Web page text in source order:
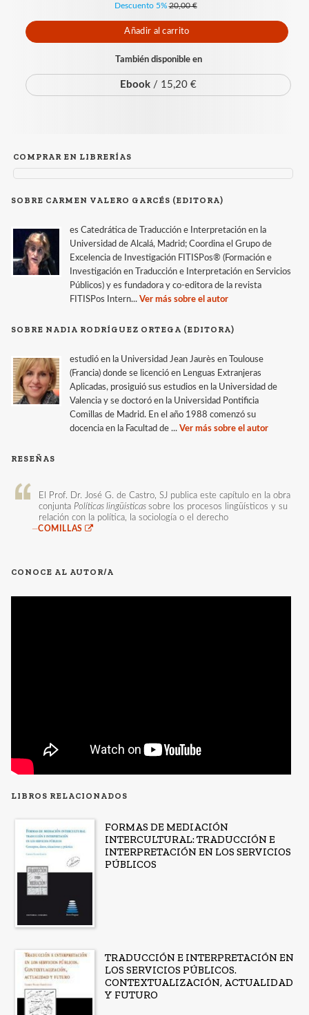
Descuento 5% 20,00 €
Añadir al carrito
También disponible en
Ebook / 15,20 €
COMPRAR EN LIBRERÍAS
SOBRE CARMEN VALERO GARCÉS (EDITORA)
es Catedrática de Traducción e Interpretación en la
Universidad de Alcalá, Madrid; Coordina el Grupo de
Excelencia de Investigación FITISPos® (Formación e
Investigación en Traducción e Interpretación en Servicios
Públicos) y es fundadora y co-editora de la revista
FITISPos Intern... Ver más sobre el autor
SOBRE NADIA RODRÍGUEZ ORTEGA (EDITORA)
estudió en la Universidad Jean Jaurès en Toulouse
(Francia) donde se licenció en Lenguas Extranjeras
Aplicadas, prosiguió sus estudios en la Universidad de
Valencia y se doctoró en la Universidad Pontificia
Comillas de Madrid. En el año 1988 comenzó su
docencia en la Facultad de ... Ver más sobre el autor
RESEÑAS
El Prof. Dr. José G. de Castro, SJ publica este capítulo en la obra
conjunta Políticas lingüísticas sobre los procesos lingüísticos y su
relación con la política, la sociología o el derecho
—COMILLAS
LIBROS RELACIONADOS
FORMAS DE MEDIACIÓN
INTERCULTURAL: TRADUCCIÓN E
INTERPRETACIÓN EN LOS SERVICIOS
PÚBLICOS
TRADUCCIÓN E INTERPRETACIÓN EN
LOS SERVICIOS PÚBLICOS.
CONTEXTUALIZACIÓN, ACTUALIDAD
Y FUTURO